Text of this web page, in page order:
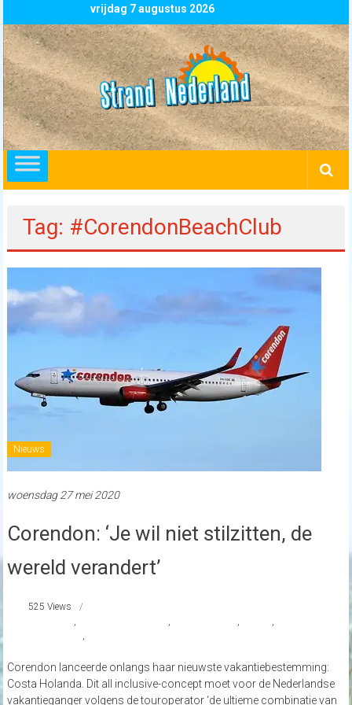
to
content
vrijdag 7 augustus 2026
Strand
Nederland
overzicht
alle
strandpaviljoens
beachclubs
in
Nederland
Tag: #CorendonBeachClub
Nieuws
woensdag 27 mei 2020
Corendon: ‘Je wil niet stilzitten, de
wereld verandert’
525 Views
, , ,
,
,
Corendon lanceerde onlangs haar nieuwste vakantiebestemming:
Costa Holanda. Dit all inclusive-concept moet voor de Nederlandse
vakantieganger volgens de touroperator ‘de ultieme combinatie van